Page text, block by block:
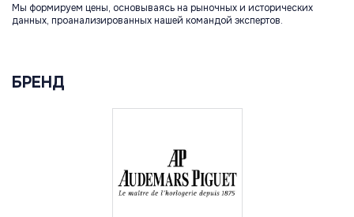
Мы формируем цены, основываясь на рыночных и исторических
данных, проанализированных нашей командой экспертов.
БРЕНД